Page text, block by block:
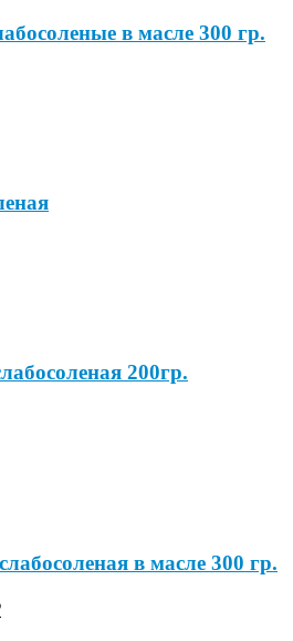
в масле 300 гр.
200гр.
в масле 300 гр.